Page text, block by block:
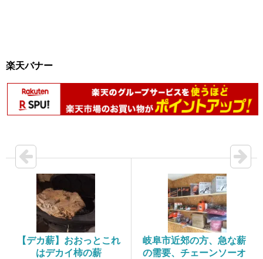
楽天バナー
【デカ薪】おおっとこれ
はデカイ柿の薪
岐阜市近郊の方、急な薪
の需要、チェーンソーオ